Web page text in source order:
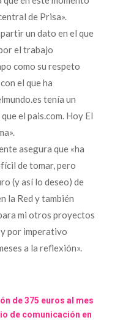
de Prisa».
un dato en el que
el trabajo
como su respeto
el que ha
tenía un
el pais.com. Hoy El
asegura que «ha
de tomar, pero
(y así lo deseo) de
la Red y también
mi otros proyectos
por imperativo
a la reflexión».
de 375 euros al mes
de comunicación en